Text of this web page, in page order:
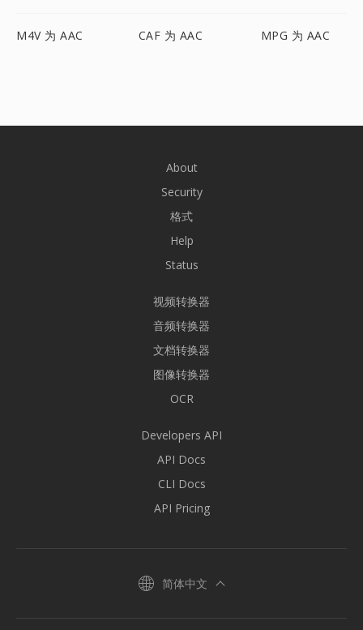
M4V 为 AAC CAF 为 AAC MPG 为 AAC
About
Security
格式
Help
Status
视频转换器
音频转换器
文档转换器
图像转换器
OCR
Developers API
API Docs
CLI Docs
API Pricing
简体中文